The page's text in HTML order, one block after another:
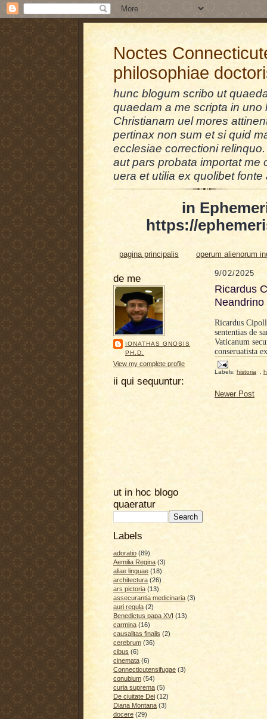
Noctes
philosophiae
hunc blogum scribo ut
quaedam a me scripta in
Christianam uel mores
pertinax non sum et si quid
ecclesiae correctioni
aut pars probata importat me
uera et utilia ex quolibet fonte
in
https://
pagina principalis operum alienorum
de me
IONATHAS GNOSIS
PH.D.
View my complete profile
ii qui sequuntur:
ut in hoc blogo
quaeratur
Labels
adoratio (89)
Aemilia Regina (3)
aliae linguae (18)
architectura (26)
ars pictoria (13)
assecurantia medicinaria (3)
auri regula (2)
Benedictus papa XVI (13)
carmina (16)
causalitas finalis (2)
cerebrum (36)
cibus (6)
cinemata (6)
Connecticutensifugae (3)
conubium (54)
curia suprema (5)
De ciuitate Dei (12)
Diana Montana (3)
docere (29)
9/02/2025
Ricardus
Neandrino
Ricardus
sententias de
Vaticanum
conseruatista
Labels: historia
Newer Post